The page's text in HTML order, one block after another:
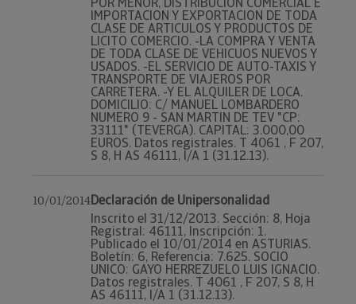
IMPORTACION Y EXPORTACION DE TODA
CLASE DE ARTICULOS Y PRODUCTOS DE
LICITO COMERCIO. -LA COMPRA Y VENTA
DE TODA CLASE DE VEHICUOS NUEVOS Y
USADOS. -EL SERVICIO DE AUTO-TAXIS Y
TRANSPORTE DE VIAJEROS POR
CARRETERA. -Y EL ALQUILER DE LOCA.
DOMICILIO: C/ MANUEL LOMBARDERO
NUMERO 9 - SAN MARTIN DE TEV "CP:
33111" (TEVERGA). CAPITAL: 3.000,00
EUROS. Datos registrales. T 4061 , F 207,
S 8, H AS 46111, I/A 1 (31.12.13).
10/01/2014Declaración de Unipersonalidad
Inscrito el 31/12/2013. Sección: 8, Hoja
Registral: 46111, Inscripción: 1.
Publicado el 10/01/2014 en ASTURIAS.
Boletín: 6, Referencia: 7.625. SOCIO
UNICO: GAYO HERREZUELO LUIS IGNACIO.
Datos registrales. T 4061 , F 207, S 8, H
AS 46111, I/A 1 (31.12.13).